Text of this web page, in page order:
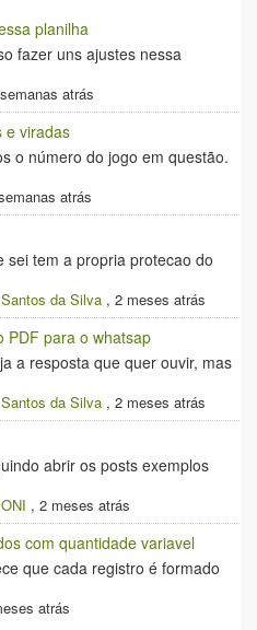
planilha
fazer uns ajustes nessa
atrás
e viradas
o número do jogo em questão.
atrás
sei tem a propria protecao do
da Silva ,2 meses atrás
PDF para o whatsap
a resposta que quer ouvir, mas
da Silva ,2 meses atrás
abrir os posts exemplos
,2 meses atrás
com quantidade variavel
que cada registro é formado
atrás